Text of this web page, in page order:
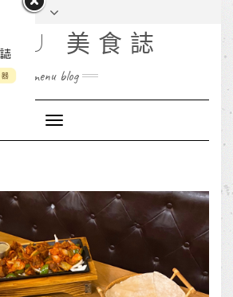
美食誌
menu blog
Toggle
Navigation